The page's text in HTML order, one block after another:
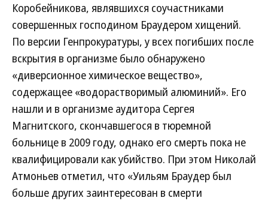
Коробейникова, являвшихся соучастниками
совершенных господином Браудером хищений.
По версии Генпрокуратуры, у всех погибших после
вскрытия в организме было обнаружено
«диверсионное химическое вещество»,
содержащее «водорастворимый алюминий». Его
нашли и в организме аудитора Сергея
Магнитского, скончавшегося в тюремной
больнице в 2009 году, однако его смерть пока не
квалифицировали как убийство. При этом Николай
Атмоньев отметил, что «Уильям Браудер был
больше других заинтересован в смерти